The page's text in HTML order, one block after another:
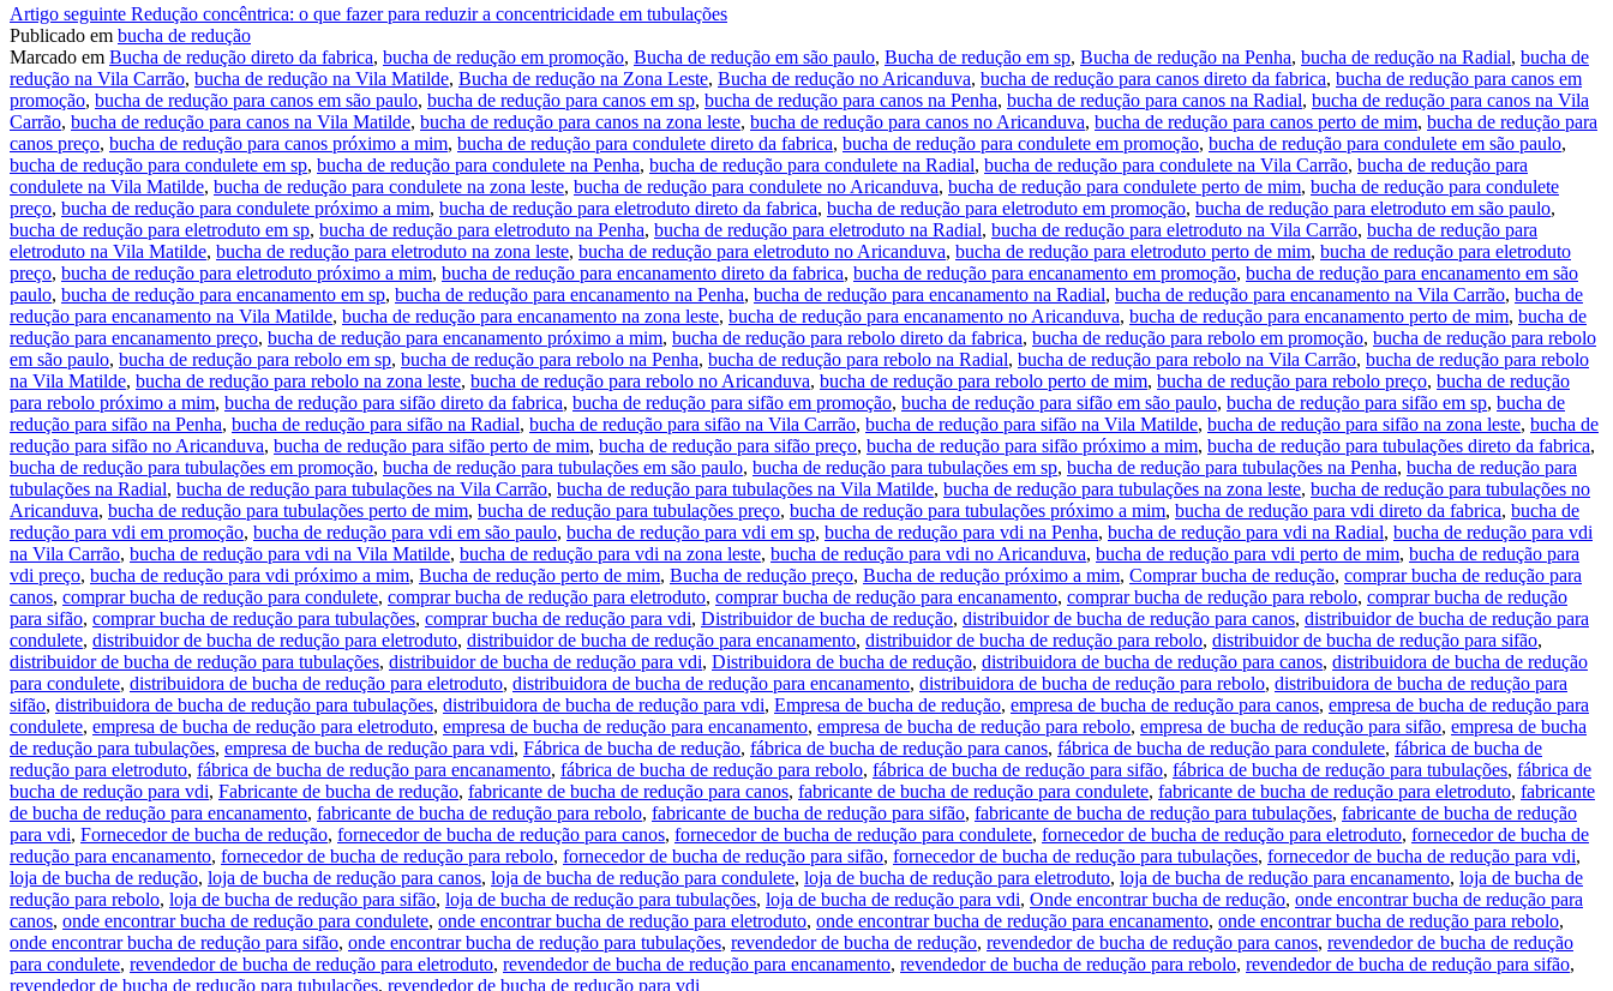
Continue
lendo
Artigo seguinte Redução concêntrica: o que fazer para reduzir a concentricidade em tubulações
Publicado em bucha de redução
Marcado em Bucha de redução direto da fabrica, bucha de redução em promoção, Bucha de redução em são paulo, Bucha de redução em sp, Bucha de redução na Penha, bucha de redução na Radial, bucha de
redução na Vila Carrão, bucha de redução na Vila Matilde, Bucha de redução na Zona Leste, Bucha de redução no Aricanduva, bucha de redução para canos direto da fabrica, bucha de redução para canos em
promoção, bucha de redução para canos em são paulo, bucha de redução para canos em sp, bucha de redução para canos na Penha, bucha de redução para canos na Radial, bucha de redução para canos na Vila
Carrão, bucha de redução para canos na Vila Matilde, bucha de redução para canos na zona leste, bucha de redução para canos no Aricanduva, bucha de redução para canos perto de mim, bucha de redução para
canos preço, bucha de redução para canos próximo a mim, bucha de redução para condulete direto da fabrica, bucha de redução para condulete em promoção, bucha de redução para condulete em são paulo,
bucha de redução para condulete em sp, bucha de redução para condulete na Penha, bucha de redução para condulete na Radial, bucha de redução para condulete na Vila Carrão, bucha de redução para
condulete na Vila Matilde, bucha de redução para condulete na zona leste, bucha de redução para condulete no Aricanduva, bucha de redução para condulete perto de mim, bucha de redução para condulete
preço, bucha de redução para condulete próximo a mim, bucha de redução para eletroduto direto da fabrica, bucha de redução para eletroduto em promoção, bucha de redução para eletroduto em são paulo,
bucha de redução para eletroduto em sp, bucha de redução para eletroduto na Penha, bucha de redução para eletroduto na Radial, bucha de redução para eletroduto na Vila Carrão, bucha de redução para
eletroduto na Vila Matilde, bucha de redução para eletroduto na zona leste, bucha de redução para eletroduto no Aricanduva, bucha de redução para eletroduto perto de mim, bucha de redução para eletroduto
preço, bucha de redução para eletroduto próximo a mim, bucha de redução para encanamento direto da fabrica, bucha de redução para encanamento em promoção, bucha de redução para encanamento em são
paulo, bucha de redução para encanamento em sp, bucha de redução para encanamento na Penha, bucha de redução para encanamento na Radial, bucha de redução para encanamento na Vila Carrão, bucha de
redução para encanamento na Vila Matilde, bucha de redução para encanamento na zona leste, bucha de redução para encanamento no Aricanduva, bucha de redução para encanamento perto de mim, bucha de
redução para encanamento preço, bucha de redução para encanamento próximo a mim, bucha de redução para rebolo direto da fabrica, bucha de redução para rebolo em promoção, bucha de redução para rebolo
em são paulo, bucha de redução para rebolo em sp, bucha de redução para rebolo na Penha, bucha de redução para rebolo na Radial, bucha de redução para rebolo na Vila Carrão, bucha de redução para rebolo
na Vila Matilde, bucha de redução para rebolo na zona leste, bucha de redução para rebolo no Aricanduva, bucha de redução para rebolo perto de mim, bucha de redução para rebolo preço, bucha de redução
para rebolo próximo a mim, bucha de redução para sifão direto da fabrica, bucha de redução para sifão em promoção, bucha de redução para sifão em são paulo, bucha de redução para sifão em sp, bucha de
redução para sifão na Penha, bucha de redução para sifão na Radial, bucha de redução para sifão na Vila Carrão, bucha de redução para sifão na Vila Matilde, bucha de redução para sifão na zona leste, bucha de
redução para sifão no Aricanduva, bucha de redução para sifão perto de mim, bucha de redução para sifão preço, bucha de redução para sifão próximo a mim, bucha de redução para tubulações direto da fabrica,
bucha de redução para tubulações em promoção, bucha de redução para tubulações em são paulo, bucha de redução para tubulações em sp, bucha de redução para tubulações na Penha, bucha de redução para
tubulações na Radial, bucha de redução para tubulações na Vila Carrão, bucha de redução para tubulações na Vila Matilde, bucha de redução para tubulações na zona leste, bucha de redução para tubulações no
Aricanduva, bucha de redução para tubulações perto de mim, bucha de redução para tubulações preço, bucha de redução para tubulações próximo a mim, bucha de redução para vdi direto da fabrica, bucha de
redução para vdi em promoção, bucha de redução para vdi em são paulo, bucha de redução para vdi em sp, bucha de redução para vdi na Penha, bucha de redução para vdi na Radial, bucha de redução para vdi
na Vila Carrão, bucha de redução para vdi na Vila Matilde, bucha de redução para vdi na zona leste, bucha de redução para vdi no Aricanduva, bucha de redução para vdi perto de mim, bucha de redução para
vdi preço, bucha de redução para vdi próximo a mim, Bucha de redução perto de mim, Bucha de redução preço, Bucha de redução próximo a mim, Comprar bucha de redução, comprar bucha de redução para
canos, comprar bucha de redução para condulete, comprar bucha de redução para eletroduto, comprar bucha de redução para encanamento, comprar bucha de redução para rebolo, comprar bucha de redução
para sifão, comprar bucha de redução para tubulações, comprar bucha de redução para vdi, Distribuidor de bucha de redução, distribuidor de bucha de redução para canos, distribuidor de bucha de redução para
condulete, distribuidor de bucha de redução para eletroduto, distribuidor de bucha de redução para encanamento, distribuidor de bucha de redução para rebolo, distribuidor de bucha de redução para sifão,
distribuidor de bucha de redução para tubulações, distribuidor de bucha de redução para vdi, Distribuidora de bucha de redução, distribuidora de bucha de redução para canos, distribuidora de bucha de redução
para condulete, distribuidora de bucha de redução para eletroduto, distribuidora de bucha de redução para encanamento, distribuidora de bucha de redução para rebolo, distribuidora de bucha de redução para
sifão, distribuidora de bucha de redução para tubulações, distribuidora de bucha de redução para vdi, Empresa de bucha de redução, empresa de bucha de redução para canos, empresa de bucha de redução para
condulete, empresa de bucha de redução para eletroduto, empresa de bucha de redução para encanamento, empresa de bucha de redução para rebolo, empresa de bucha de redução para sifão, empresa de bucha
de redução para tubulações, empresa de bucha de redução para vdi, Fábrica de bucha de redução, fábrica de bucha de redução para canos, fábrica de bucha de redução para condulete, fábrica de bucha de
redução para eletroduto, fábrica de bucha de redução para encanamento, fábrica de bucha de redução para rebolo, fábrica de bucha de redução para sifão, fábrica de bucha de redução para tubulações, fábrica de
bucha de redução para vdi, Fabricante de bucha de redução, fabricante de bucha de redução para canos, fabricante de bucha de redução para condulete, fabricante de bucha de redução para eletroduto, fabricante
de bucha de redução para encanamento, fabricante de bucha de redução para rebolo, fabricante de bucha de redução para sifão, fabricante de bucha de redução para tubulações, fabricante de bucha de redução
para vdi, Fornecedor de bucha de redução, fornecedor de bucha de redução para canos, fornecedor de bucha de redução para condulete, fornecedor de bucha de redução para eletroduto, fornecedor de bucha de
redução para encanamento, fornecedor de bucha de redução para rebolo, fornecedor de bucha de redução para sifão, fornecedor de bucha de redução para tubulações, fornecedor de bucha de redução para vdi,
loja de bucha de redução, loja de bucha de redução para canos, loja de bucha de redução para condulete, loja de bucha de redução para eletroduto, loja de bucha de redução para encanamento, loja de bucha de
redução para rebolo, loja de bucha de redução para sifão, loja de bucha de redução para tubulações, loja de bucha de redução para vdi, Onde encontrar bucha de redução, onde encontrar bucha de redução para
canos, onde encontrar bucha de redução para condulete, onde encontrar bucha de redução para eletroduto, onde encontrar bucha de redução para encanamento, onde encontrar bucha de redução para rebolo,
onde encontrar bucha de redução para sifão, onde encontrar bucha de redução para tubulações, revendedor de bucha de redução, revendedor de bucha de redução para canos, revendedor de bucha de redução
para condulete, revendedor de bucha de redução para eletroduto, revendedor de bucha de redução para encanamento, revendedor de bucha de redução para rebolo, revendedor de bucha de redução para sifão,
revendedor de bucha de redução para tubulações, revendedor de bucha de redução para vdi